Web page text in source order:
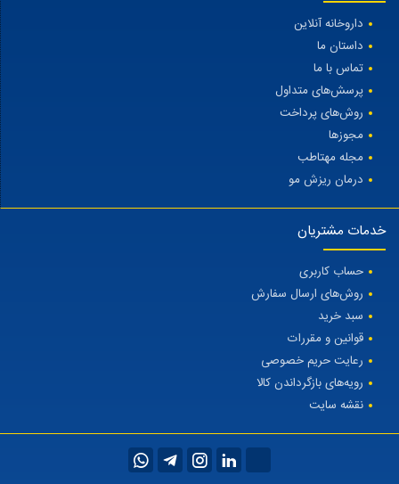
داروخانه آنلاین
داستان ما
تماس با ما
پرسش‌های متداول
روش‌های پرداخت
مجوزها
مجله مهتاطب
درمان ریزش مو
خدمات مشتریان
حساب کاربری
روش‌های ارسال سفارش
سبد خرید
قوانین و مقررات
رعایت حریم خصوصی
رویه‌های بازگرداندن کالا
نقشه سایت